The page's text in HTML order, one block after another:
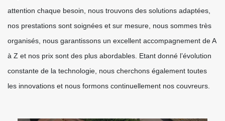
attention chaque besoin, nous trouvons des solutions adaptées,
nos prestations sont soignées et sur mesure, nous sommes très
organisés, nous garantissons un excellent accompagnement de A
à Z et nos prix sont des plus abordables. Etant donné l’évolution
constante de la technologie, nous cherchons également toutes
les innovations et nous formons continuellement nos couvreurs.